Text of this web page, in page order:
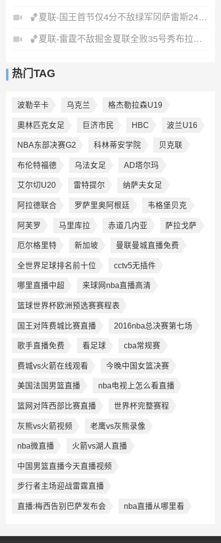
🏀夏联-国王首节仅4分不敌绿军冈萨雷斯24+10+5塞纳克10+12
🏀夏联-雷霆不敌掘金夏联全败35号秀布拉齐尔32+6马拉14+7+6
热门TAG
波勒辛卡 乌克兰 格杰勒拉森U19
奧林匹克女足 巨济市民 HBC 波兰U16
NBA东部决赛G2 科林蒂安学院 贝克联
布伦特福德 乌法女足 AD塔尔玛
艾尔切U20 雷特提尔 纳萨夫女足
阿拉德联合 罗萨里奥阿根廷 韦格堡贝克
阿芙罗 马里库拉 赤道几内亚 萨拉戈萨
厄尔格里特 新加坡 曼联曼城直播免费
全世界足球排名前十位 cctv5无插件
哪里直播中超 来球网nba直播高清
篮球世界杯欧洲预选赛赛程表
国王对阵费城比赛直播 2016nba总决赛第七场
歌手直播免费 看足球 cba常规赛
费城vs火箭在线观看 今晚中国女篮决赛
美国法国男篮直播 nba电视上怎么看直播
篮网对阵西部比赛直播 世界杯完整赛程
灰熊vs火箭视频 老鹰vs灰熊录像
nba微直播 火箭vs湖人直播
中国男篮直播今天直播视频
步行者主场迎战雷霆直播
直播:梅西告别巴萨发布会 nba直播从哪里看